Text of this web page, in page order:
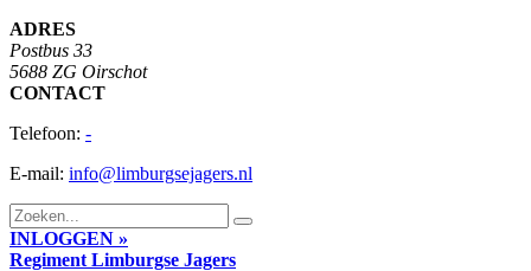
ADRES
Postbus 33
5688 ZG Oirschot
CONTACT
Telefoon: -
E-mail: info@limburgsejagers.nl
INLOGGEN »
Regiment Limburgse Jagers